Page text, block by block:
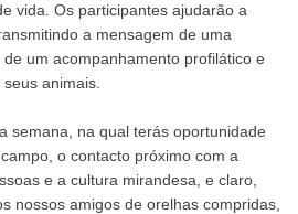
vida. Os participantes ajudarão a
a mensagem de uma
um acompanhamento profilático e
animais.
semana, na qual terás oportunidade
o contacto próximo com a
e a cultura mirandesa, e claro,
nossos amigos de orelhas compridas,